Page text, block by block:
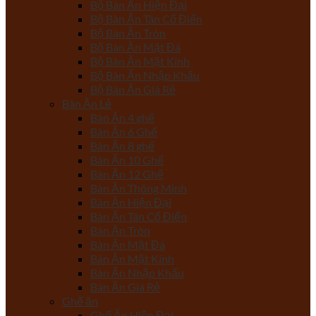
Bộ Bàn Ăn Hiện Đại
Bộ Bàn Ăn Tân Cổ Điển
Bộ Bàn Ăn Tròn
Bộ Bàn Ăn Mặt Đá
Bộ Bàn Ăn Mặt Kính
Bộ Bàn Ăn Nhập Khẩu
Bộ Bàn Ăn Giá Rẻ
Bàn Ăn Lẻ
Bàn Ăn 4 ghế
Bàn Ăn 6 Ghế
Bàn Ăn 8 ghế
Bàn Ăn 10 Ghế
Bàn Ăn 12 Ghế
Bàn Ăn Thông Minh
Bàn Ăn Hiện Đại
Bàn Ăn Tân Cổ Điển
Bàn Ăn Tròn
Bàn Ăn Mặt Đá
Bàn Ăn Mặt Kính
Bàn Ăn Nhập Khẩu
Bàn Ăn Giá Rẻ
Ghế ăn